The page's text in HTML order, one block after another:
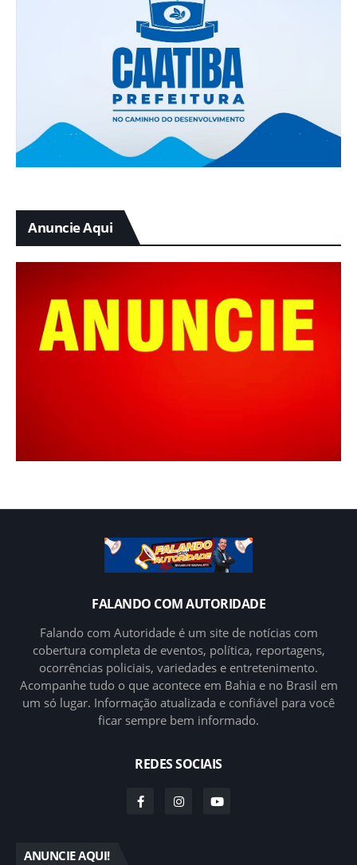
Anuncie Aqui
FALANDO COM AUTORIDADE
Falando com Autoridade é um site de notícias com
cobertura completa de eventos, política, reportagens,
ocorrências policiais, variedades e entretenimento.
Acompanhe tudo o que acontece em Bahia e no Brasil em
um só lugar. Informação atualizada e confiável para você
ficar sempre bem informado.
REDES SOCIAIS
ANUNCIE AQUI!